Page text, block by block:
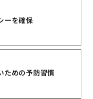
ーを確保
ための予防習慣